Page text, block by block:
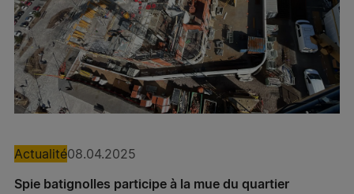
Spie batignolles Solutions industrielles – Vaulx-en-
Velin
Spie batignolles énergie Farasse fluides – Saint
Sauveur
Spie batignolles énergie Farasse fluides – Cambrai
ACSI – Audits conseils services incendie –
Actualité08.04.2025
Spie batignolles participe à la mue du quartier